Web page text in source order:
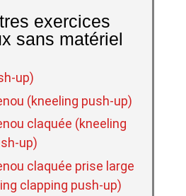
exercices
sans matériel
up)
(kneeling push-up)
claquée (kneeling
up)
claquée prise large
clapping push-up)